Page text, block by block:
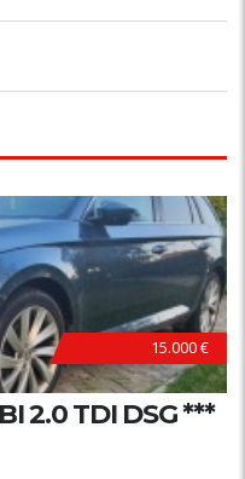
15.000 €
2.0 TDI DSG ***